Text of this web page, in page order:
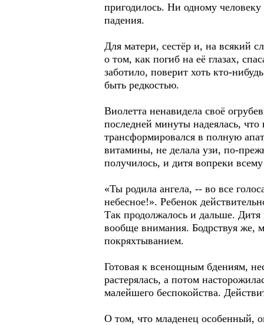
пригодилось. Ни одному человеку
падения.
Для матери, сестёр и, на всякий
о том, как погиб на её глазах,
заботило, поверит хоть кто-
быть редкостью.
Виолетта ненавидела своё
последней минуты надеялась,
трансформировался в полную
витамины, не делала узи, по-
получилось, и дитя вопреки
«Ты родила ангела, -- во все
небесное!». Ребенок
Так продолжалось и дальше. Дитя
вообще внимания. Бодрствуя же,
покряхтыванием.
Готовая к всенощным бдениям,
растерялась, а потом
малейшего беспокойства.
О том, что младенец особенный,